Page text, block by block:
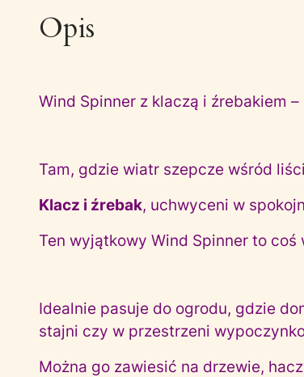
Opis
Wind Spinner z klaczą i źrebakiem
Tam, gdzie wiatr szepcze wśród
Klacz i źrebak, uchwyceni w
Ten wyjątkowy Wind Spinner to
Idealnie pasuje do ogrodu, gdzie
stajni czy w przestrzeni
Można go zawiesić na drzewie,